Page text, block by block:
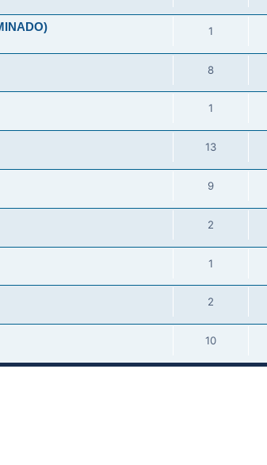
1
8
1
13
9
2
1
2
10